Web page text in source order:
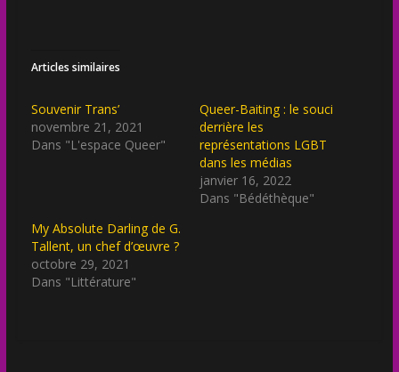
Articles similaires
Souvenir Trans’
novembre 21, 2021
Dans "L'espace Queer"
Queer-Baiting : le souci
derrière les
représentations LGBT
dans les médias
janvier 16, 2022
Dans "Bédéthèque"
My Absolute Darling de G.
Tallent, un chef d’œuvre ?
octobre 29, 2021
Dans "Littérature"